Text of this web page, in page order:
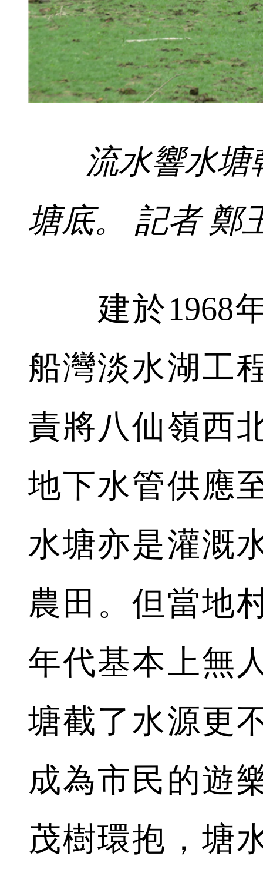
流水響水塘
塘底。 記者 鄭
建於1968年
船灣淡水湖工
責將八仙嶺西
地下水管供應
水塘亦是灌溉
農田。但當地
年代基本上無
塘截了水源更
成為市民的遊
茂樹環抱，塘